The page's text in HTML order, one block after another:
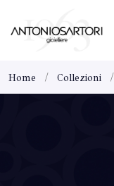
Home Collezioni